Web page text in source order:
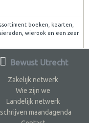
boeken, kaarten,
wierook en een zeer
Bewust Utrecht
Zakelijk netwerk
Wie zijn we
Landelijk netwerk
maandagenda